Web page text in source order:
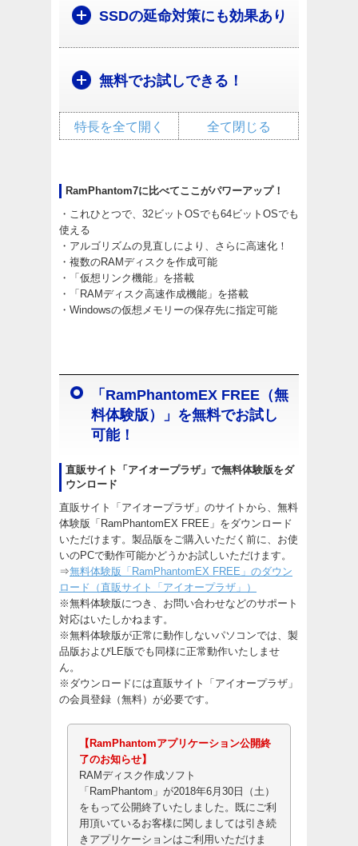
SSDの延命対策にも効果あり
無料でお試しできる！
全て閉じる
特長を全て開く
RamPhantom7に比べてここがパワーアップ！
・これひとつで、32ビットOSでも64ビットOSでも
使える
・アルゴリズムの見直しにより、さらに高速化！
・複数のRAMディスクを作成可能
・「仮想リンク機能」を搭載
・「RAMディスク高速作成機能」を搭載
・Windowsの仮想メモリーの保存先に指定可能
「RamPhantomEX FREE（無
料体験版）」を無料でお試し
可能！
直販サイト「アイオープラザ」で無料体験版をダ
ウンロード
直販サイト「アイオープラザ」のサイトから、無料
体験版「RamPhantomEX FREE」をダウンロード
いただけます。製品版をご購入いただく前に、お使
いのPCで動作可能かどうかお試しいただけます。
⇒無料体験版「RamPhantomEX FREE」のダウン
ロード（直販サイト「アイオープラザ」）
※無料体験版につき、お問い合わせなどのサポート
対応はいたしかねます。
※無料体験版が正常に動作しないパソコンでは、製
品版およびLE版でも同様に正常動作いたしませ
ん。
※ダウンロードには直販サイト「アイオープラザ」
の会員登録（無料）が必要です。
【RamPhantomアプリケーション公開終
了のお知らせ】
RAMディスク作成ソフト
「RamPhantom」が2018年6月30日（土）
をもって公開終了いたしました。既にご利
用頂いているお客様に関しましては引き続
きアプリケーションはご利用いただけま